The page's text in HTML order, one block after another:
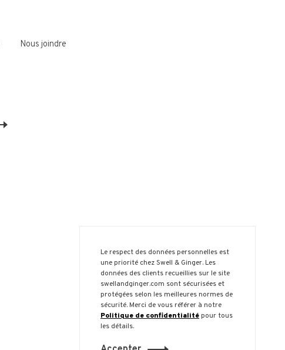
Nous joindre
Le respect des données personnelles est
une priorité chez Swell & Ginger. Les
données des clients recueillies sur le site
swellandginger.com sont sécurisées et
protégées selon les meilleures normes de
sécurité. Merci de vous référer à notre
Politique de confidentialitépour tous
les détails.